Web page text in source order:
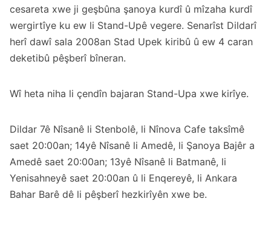
cesareta xwe ji geşbûna şanoya kurdî û mîzaha kurdî
wergirtîye ku ew li Stand-Upê vegere. Senarîst Dildarî
herî dawî sala 2008an Stad Upek kiribû û ew 4 caran
deketibû pêşberî bîneran.
Wî heta niha li çendîn bajaran Stand-Upa xwe kirîye.
Dildar 7ê Nîsanê li Stenbolê, li Nînova Cafe taksîmê
saet 20:00an; 14yê Nîsanê li Amedê, li Şanoya Bajêr a
Amedê saet 20:00an; 13yê Nîsanê li Batmanê, li
Yenisahneyê saet 20:00an û li Enqereyê, li Ankara
Bahar Barê dê li pêşberî hezkirîyên xwe be.